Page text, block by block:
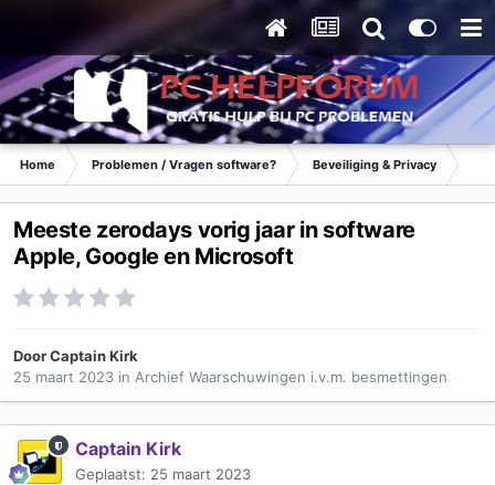
Home Problemen / Vragen software? Beveiliging & Privacy
Meeste zerodays vorig jaar in software
Apple, Google en Microsoft
DoorCaptain Kirk
25 maart 2023 in Archief Waarschuwingen i.v.m. besmettingen
Captain Kirk
Geplaatst: 25 maart 2023